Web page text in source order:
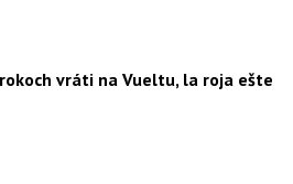
vráti na Vueltu, la roja ešte